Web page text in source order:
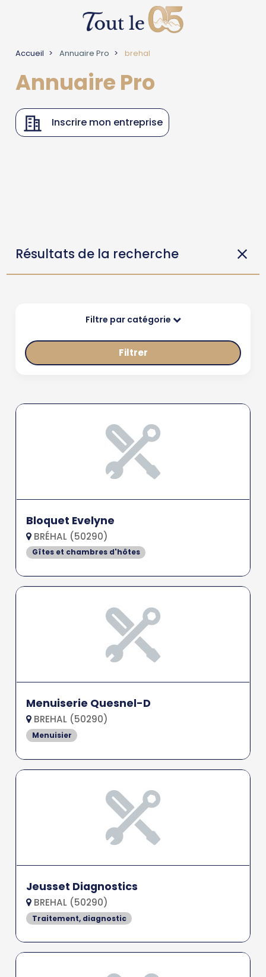
Accueil Annuaire Pro brehal
Annuaire Pro
Inscrire mon entreprise
Résultats de la recherche
Filtre par catégorie
Filtrer
Bloquet Evelyne
BRÉHAL (50290)
Gîtes et chambres d'hôtes
Menuiserie Quesnel-D
BREHAL (50290)
Menuisier
Jeusset Diagnostics
BREHAL (50290)
Traitement, diagnostic